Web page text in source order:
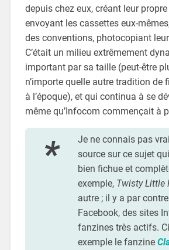
depuis chez eux, créant leur
envoyant les cassettes eux-
des conventions, photocopiant
C’était un milieu extrêmement
important par sa taille (peut-être
n’importe quelle autre tradition de
à l’époque), et qui continua à se
même qu’Infocom commençait à
Je ne connais pas
source sur ce sujet
bien fichue et
exemple, Twisty Little
autre ; il y a par
Facebook, des sites
fanzines très actifs.
exemple le fanzine